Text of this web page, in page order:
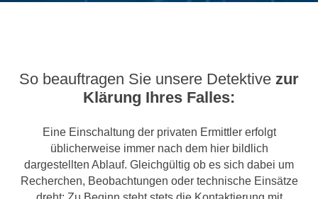
So beauftragen Sie unsere Detektive zur
Klärung Ihres Falles:
Eine Einschaltung der privaten Ermittler erfolgt
üblicherweise immer nach dem hier bildlich
dargestellten Ablauf. Gleichgültig ob es sich dabei um
Recherchen, Beobachtungen oder technische Einsätze